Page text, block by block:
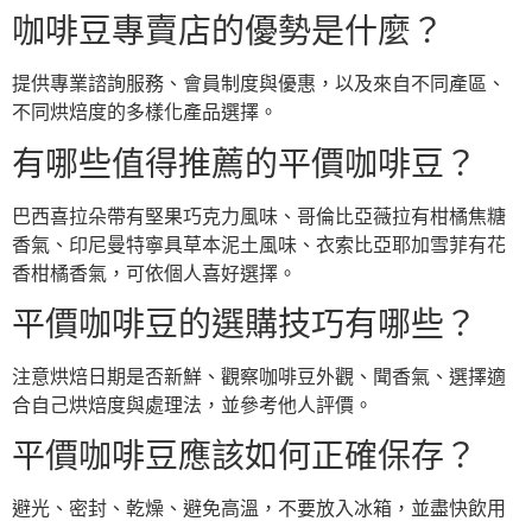
咖啡豆專賣店的優勢是什麼？
提供專業諮詢服務、會員制度與優惠，以及來自不同產區、
不同烘焙度的多樣化產品選擇。
有哪些值得推薦的平價咖啡豆？
巴西喜拉朵帶有堅果巧克力風味、哥倫比亞薇拉有柑橘焦糖
香氣、印尼曼特寧具草本泥土風味、衣索比亞耶加雪菲有花
香柑橘香氣，可依個人喜好選擇。
平價咖啡豆的選購技巧有哪些？
注意烘焙日期是否新鮮、觀察咖啡豆外觀、聞香氣、選擇適
合自己烘焙度與處理法，並參考他人評價。
平價咖啡豆應該如何正確保存？
避光、密封、乾燥、避免高溫，不要放入冰箱，並盡快飲用